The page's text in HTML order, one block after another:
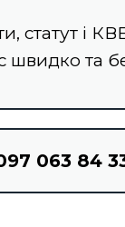
статут і
швидко та
063 84